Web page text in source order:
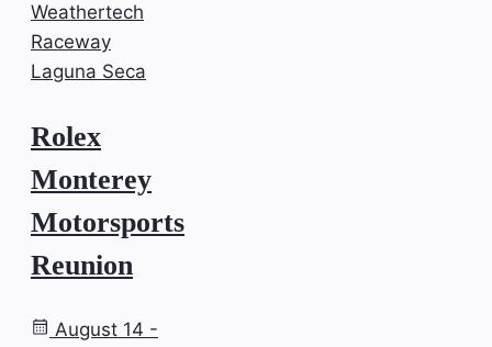
Weathertech
Raceway
Laguna Seca
Rolex
Monterey
Motorsports
Reunion
August 14 -